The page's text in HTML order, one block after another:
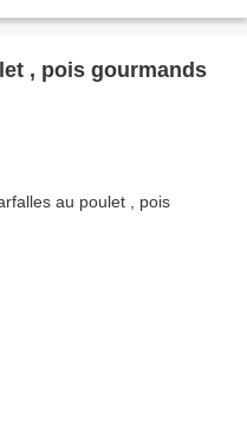
, pois gourmands